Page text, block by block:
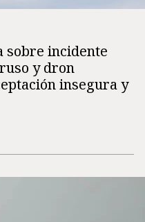
sobre incidente
y dron
insegura y